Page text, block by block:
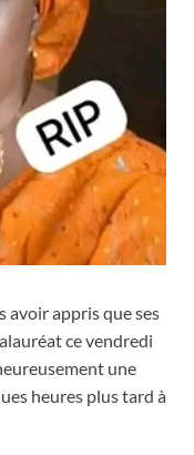
avoir appris que ses
ce vendredi
une
heures plus tard à